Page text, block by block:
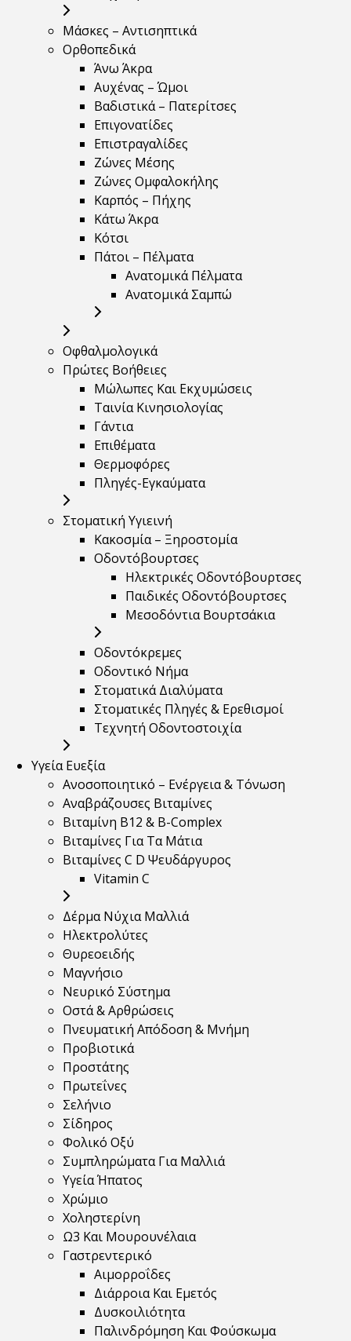
Μάσκες – Αντισηπτικά
Ορθοπεδικά
Άνω Άκρα
Αυχένας – Ώμοι
Βαδιστικά – Πατερίτσες
Επιγονατίδες
Επιστραγαλίδες
Ζώνες Μέσης
Ζώνες Ομφαλοκήλης
Καρπός – Πήχης
Κάτω Άκρα
Κότσι
Πάτοι – Πέλματα
Ανατομικά Πέλματα
Ανατομικά Σαμπώ
Οφθαλμολογικά
Πρώτες Βοήθειες
Μώλωπες Και Εκχυμώσεις
Ταινία Κινησιολογίας
Γάντια
Επιθέματα
Θερμοφόρες
Πληγές-Εγκαύματα
Στοματική Υγιεινή
Κακοσμία – Ξηροστομία
Οδοντόβουρτσες
Ηλεκτρικές Οδοντόβουρτσες
Παιδικές Οδοντόβουρτσες
Μεσοδόντια Βουρτσάκια
Οδοντόκρεμες
Οδοντικό Νήμα
Στοματικά Διαλύματα
Στοματικές Πληγές & Ερεθισμοί
Τεχνητή Οδοντοστοιχία
Υγεία Ευεξία
Ανοσοποιητικό – Ενέργεια & Τόνωση
Αναβράζουσες Βιταμίνες
Βιταμίνη B12 & Β-Complex
Βιταμίνες Για Τα Μάτια
Βιταμίνες C D Ψευδάργυρος
Vitamin C
Δέρμα Νύχια Μαλλιά
Ηλεκτρολύτες
Θυρεοειδής
Μαγνήσιο
Νευρικό Σύστημα
Οστά & Αρθρώσεις
Πνευματική Απόδοση & Μνήμη
Προβιοτικά
Προστάτης
Πρωτεΐνες
Σελήνιο
Σίδηρος
Φολικό Οξύ
Συμπληρώματα Για Μαλλιά
Υγεία Ήπατος
Χρώμιο
Χοληστερίνη
Ω3 Και Μουρουνέλαια
Γαστρεντερικό
Αιμορροΐδες
Διάρροια Και Εμετός
Δυσκοιλιότητα
Παλινδρόμηση Και Φούσκωμα